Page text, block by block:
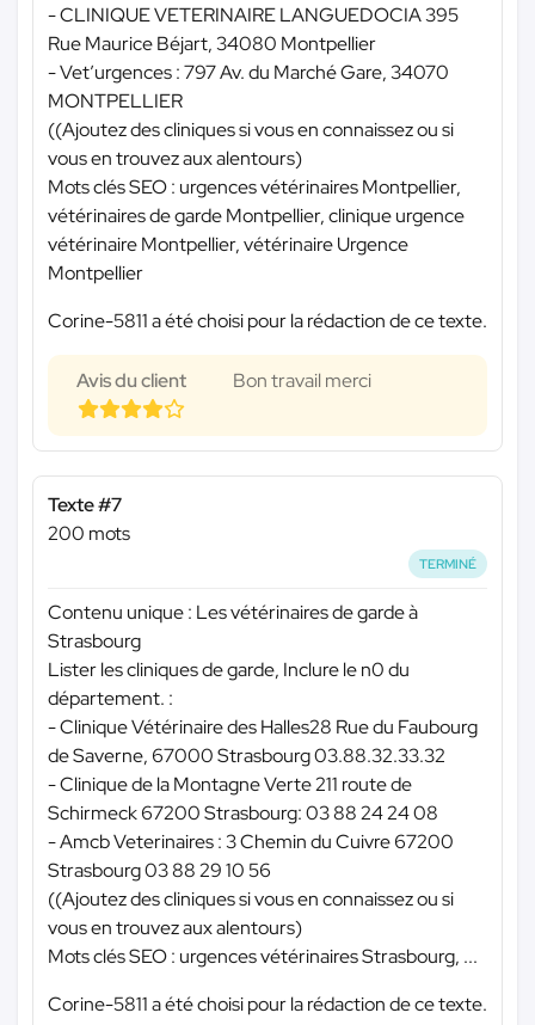
- CLINIQUE VETERINAIRE LANGUEDOCIA 395
Rue Maurice Béjart, 34080 Montpellier
- Vet’urgences : 797 Av. du Marché Gare, 34070
MONTPELLIER
((Ajoutez des cliniques si vous en connaissez ou si
vous en trouvez aux alentours)
Mots clés SEO : urgences vétérinaires Montpellier,
vétérinaires de garde Montpellier, clinique urgence
vétérinaire Montpellier, vétérinaire Urgence
Montpellier
Corine-5811 a été choisi pour la rédaction de ce texte.
Avis du client Bon travail merci
Texte #7
200 mots
TERMINÉ
Contenu unique : Les vétérinaires de garde à
Strasbourg
Lister les cliniques de garde, Inclure le n0 du
département. :
- Clinique Vétérinaire des Halles28 Rue du Faubourg
de Saverne, 67000 Strasbourg 03.88.32.33.32
- Clinique de la Montagne Verte 211 route de
Schirmeck 67200 Strasbourg: 03 88 24 24 08
- Amcb Veterinaires : 3 Chemin du Cuivre 67200
Strasbourg 03 88 29 10 56
((Ajoutez des cliniques si vous en connaissez ou si
vous en trouvez aux alentours)
Mots clés SEO : urgences vétérinaires Strasbourg, ...
Corine-5811 a été choisi pour la rédaction de ce texte.